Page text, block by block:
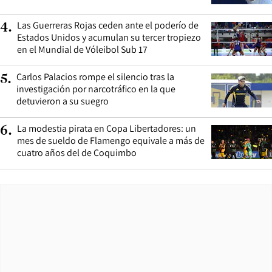
4. Las Guerreras Rojas ceden ante el poderío de
Estados Unidos y acumulan su tercer tropiezo
en el Mundial de Vóleibol Sub 17
5. Carlos Palacios rompe el silencio tras la
investigación por narcotráfico en la que
detuvieron a su suegro
6. La modestia pirata en Copa Libertadores: un
mes de sueldo de Flamengo equivale a más de
cuatro años del de Coquimbo